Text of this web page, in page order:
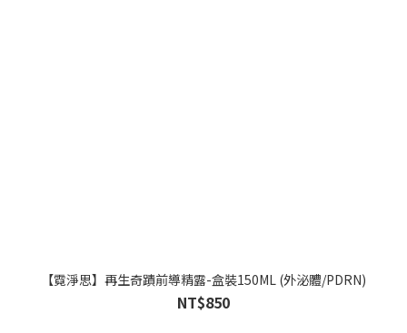
【霓淨思】再生奇蹟前導精露-盒裝150ML (外泌體/PDRN)
NT$850